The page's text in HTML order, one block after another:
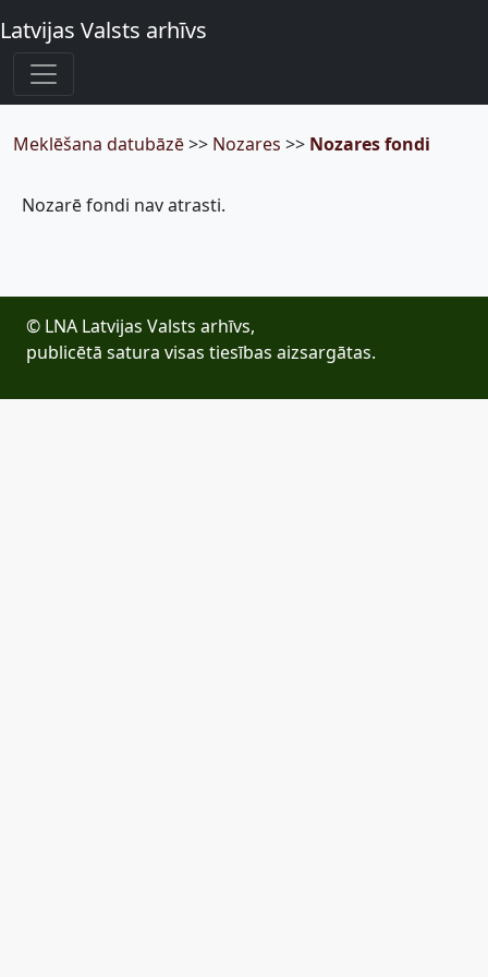
Latvijas Valsts arhīvs
Meklēšana datubāzē>> Nozares >> Nozares fondi
Nozarē fondi nav atrasti.
© LNA Latvijas Valsts arhīvs,
publicētā satura visas tiesības aizsargātas.